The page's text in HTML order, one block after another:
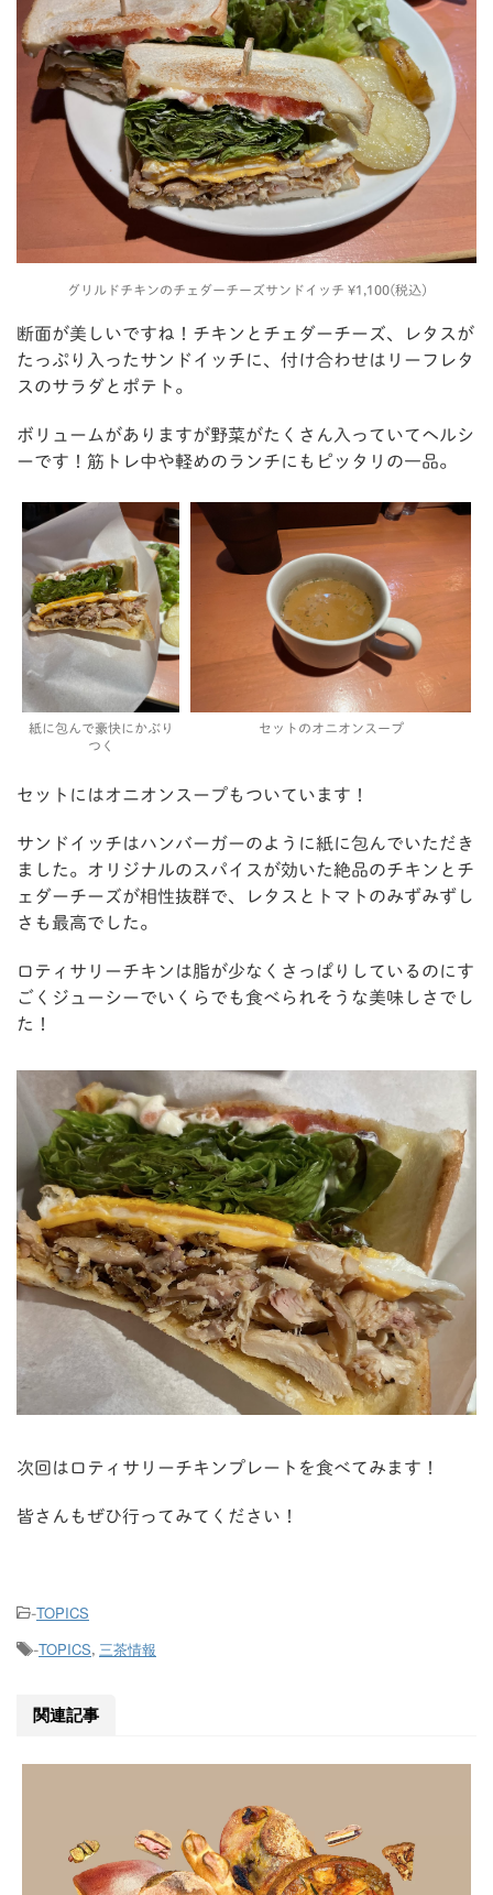
グリルドチキンのチェダーチーズサンドイッチ ¥1,100(税込)
断面が美しいですね！チキンとチェダーチーズ、レタスが
たっぷり入ったサンドイッチに、付け合わせはリーフレタ
スのサラダとポテト。
ボリュームがありますが野菜がたくさん入っていてヘルシ
ーです！筋トレ中や軽めのランチにもピッタリの一品。
紙に包んで豪快にかぶり
つく
セットのオニオンスープ
セットにはオニオンスープもついています！
サンドイッチはハンバーガーのように紙に包んでいただき
ました。オリジナルのスパイスが効いた絶品のチキンとチ
ェダーチーズが相性抜群で、レタスとトマトのみずみずし
さも最高でした。
ロティサリーチキンは脂が少なくさっぱりしているのにす
ごくジューシーでいくらでも食べられそうな美味しさでし
た！
次回はロティサリーチキンプレートを食べてみます！
皆さんもぜひ行ってみてください！
-TOPICS
-TOPICS, 三茶情報
関連記事